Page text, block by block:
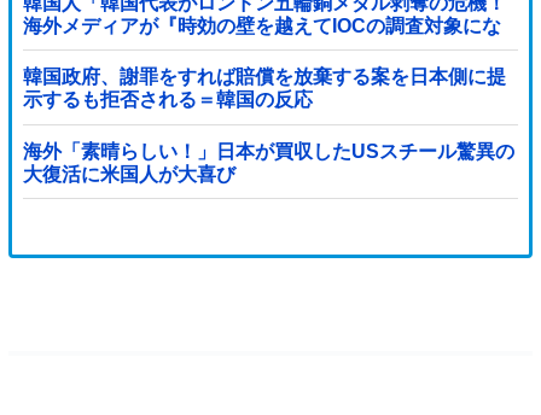
海外メディアが『時効の壁を越えてIOCの調査対象にな
り得る』と報道！」
韓国政府、謝罪をすれば賠償を放棄する案を日本側に提
示するも拒否される＝韓国の反応
海外「素晴らしい！」日本が買収したUSスチール驚異の
大復活に米国人が大喜び